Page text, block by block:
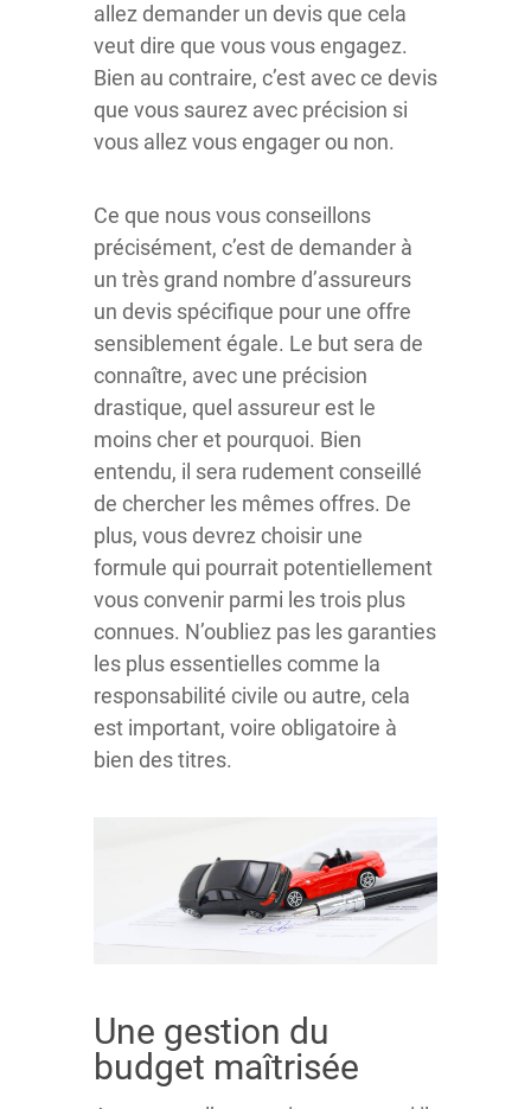
allez demander un devis que cela
veut dire que vous vous engagez.
Bien au contraire, c’est avec ce devis
que vous saurez avec précision si
vous allez vous engager ou non.
Ce que nous vous conseillons
précisément, c’est de demander à
un très grand nombre d’assureurs
un devis spécifique pour une offre
sensiblement égale. Le but sera de
connaître, avec une précision
drastique, quel assureur est le
moins cher et pourquoi. Bien
entendu, il sera rudement conseillé
de chercher les mêmes offres. De
plus, vous devrez choisir une
formule qui pourrait potentiellement
vous convenir parmi les trois plus
connues. N’oubliez pas les garanties
les plus essentielles comme la
responsabilité civile ou autre, cela
est important, voire obligatoire à
bien des titres.
Une gestion du
budget maîtrisée